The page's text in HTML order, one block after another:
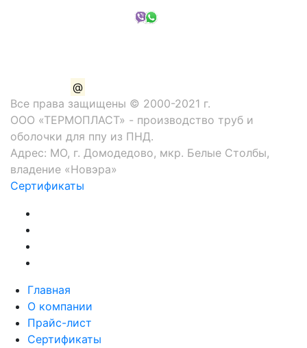
@
Все права защищены © 2000-2021 г.
ООО «ТЕРМОПЛАСТ» - производство труб и
оболочки для ппу из ПНД.
Адрес: МО, г. Домодедово, мкр. Белые Столбы,
владение «Новэра»
Сертификаты
Главная
О компании
Прайс-лист
Сертификаты